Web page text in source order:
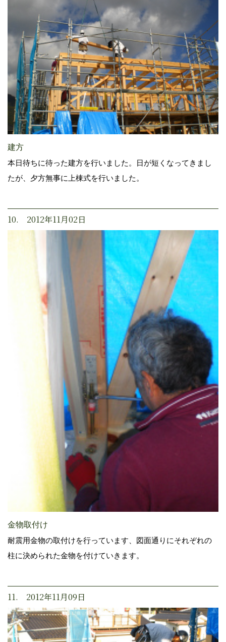
建方
本日待ちに待った建方を行いました。日が短くなってきまし
たが、夕方無事に上棟式を行いました。
10. 2012年11月02日
金物取付け
耐震用金物の取付けを行っています、図面通りにそれぞれの
柱に決められた金物を付けていきます。
11. 2012年11月09日